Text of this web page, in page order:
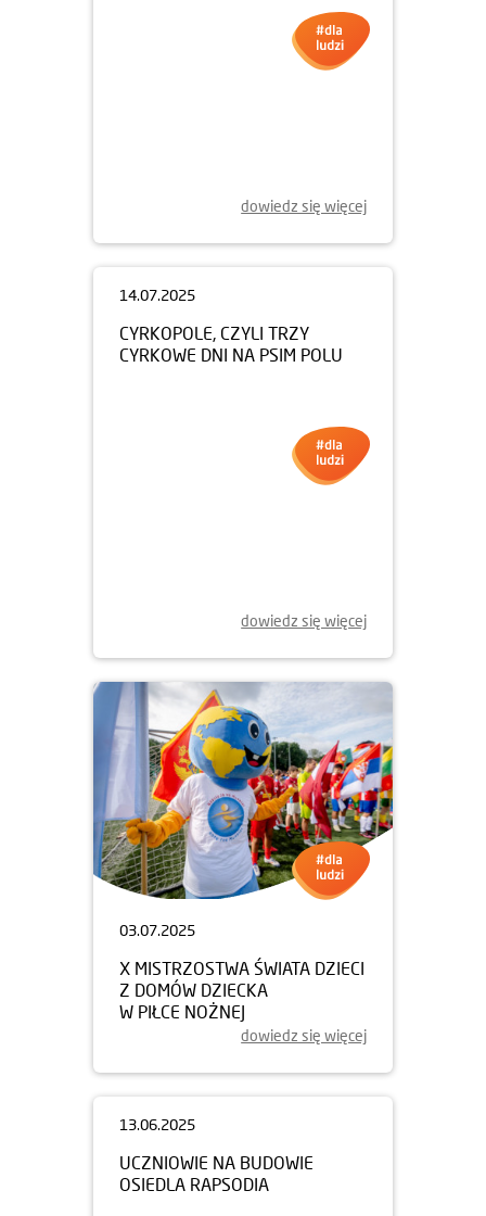
dowiedz się więcej
dowiedz się więcej
03.07.2025
X MISTRZOSTWA ŚWIATA DZIECI
Z DOMÓW DZIECKA
W PIŁCE NOŻNEJ
dowiedz się więcej